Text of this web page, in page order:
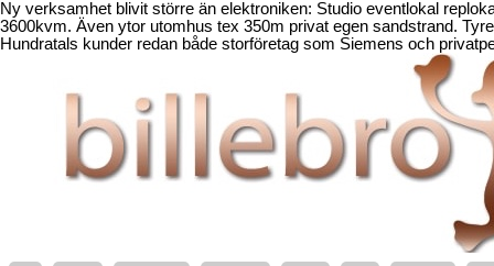
Ny verksamhet blivit större än elektroniken: Studio eventlokal
3600kvm. Även ytor utomhus tex 350m privat egen sandstrand.
Hundratals kunder redan både storföretag som Siemens och